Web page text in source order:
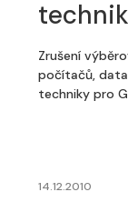
Zrušení
počítačů,
techniky pro
14.12.2010